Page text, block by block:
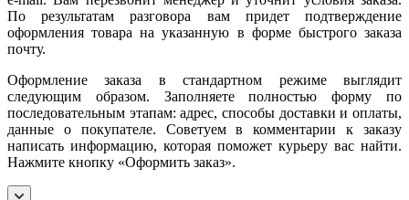
По результатам разговора вам придет подтверждение
оформления товара на указанную в форме быстрого заказа
почту.
Оформление заказа в стандартном режиме выглядит
следующим образом. Заполняете полностью форму по
последовательным этапам: адрес, способы доставки и оплаты,
данные о покупателе. Советуем в комментарии к заказу
написать информацию, которая поможет курьеру вас найти.
Нажмите кнопку «Оформить заказ».